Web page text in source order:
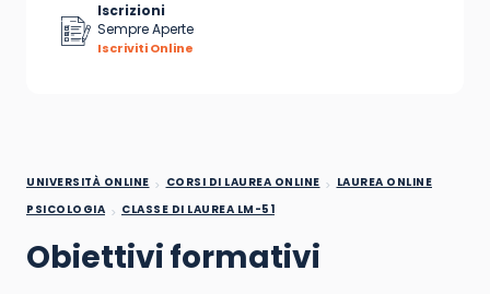
Iscrizioni
Sempre Aperte
Iscriviti Online
UNIVERSITÀ ONLINE CORSI DI LAUREA ONLINE
LAUREA ONLINE
PSICOLOGIA
CLASSE DI LAUREA LM-51
Obiettivi formativi